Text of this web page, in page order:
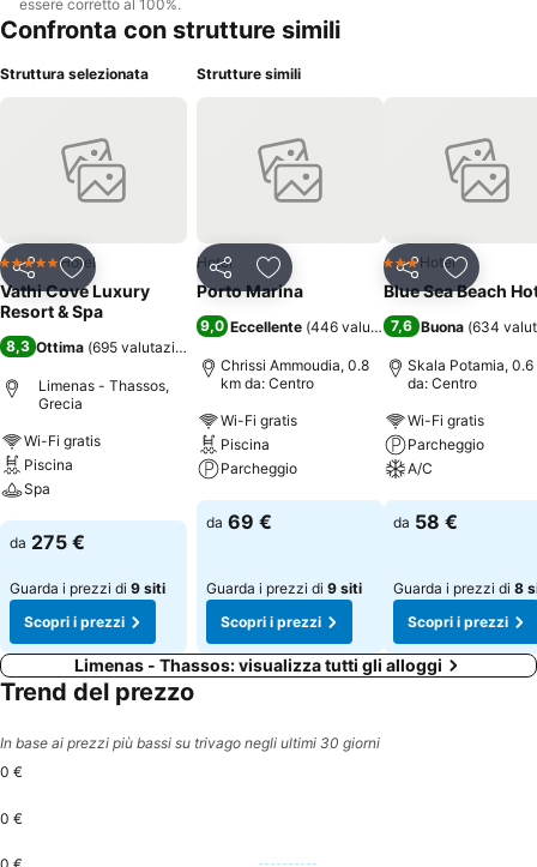
essere corretto al 100%.
Confronta con strutture simili
Struttura selezionata
CondividiAggiungi ai preferiti
5 Stelle Hotel
Vathi Cove Luxury
Resort & Spa
8,3 Ottima (695 valutazioni
Limenas - Thassos,
Grecia
Wi-Fi gratis
Piscina
Spa
Scopri i prezzi
da 275 €
Guarda i prezzi di 9 siti
Scopri i prezzi
Strutture simili
CondividiAggiungi ai preferiti
Hotel
Porto Marina
9,0 Eccellente (446 valutazioni )
Chrissi Ammoudia, 0.8
km da: Centro
Wi-Fi gratis
Piscina
Parcheggio
Scopri i prezzi
da 69 €
Guarda i prezzi di 9 siti
Scopri i prezzi
Condividi
3 StelleHotel
Blue Sea Beach
7,6 Buona (634
Skala Potamia, 0.6
da: Centro
Wi-Fi gratis
Parcheggio
A/C
Scopri i prezzi
da 58 €
Guarda i prezzi di 8
Scopri i prezzi
Limenas - Thassos: visualizza tutti gli alloggi
Trend del prezzo
In base ai prezzi più bassi su trivago negli ultimi 30 giorni
0 €
0 €